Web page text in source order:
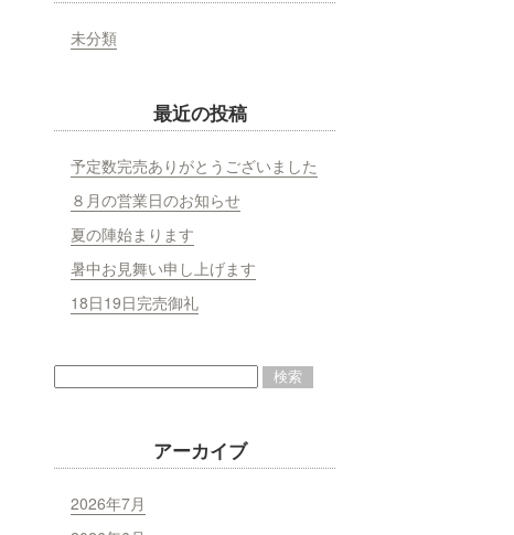
未分類
最近の投稿
予定数完売ありがとうございました
８月の営業日のお知らせ
夏の陣始まります
暑中お見舞い申し上げます
18日19日完売御礼
アーカイブ
2026年7月